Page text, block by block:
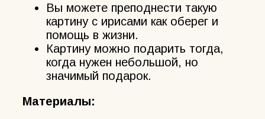
Вы можете преподнести такую
картину с ирисами как оберег и
помощь в жизни.
Картину можно подарить тогда,
когда нужен небольшой, но
значимый подарок.
Материалы: